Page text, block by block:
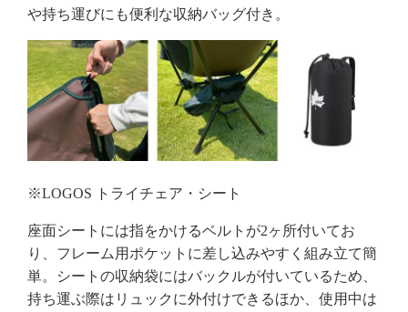
や持ち運びにも便利な収納バッグ付き。
※LOGOS トライチェア・シート
座面シートには指をかけるベルトが2ヶ所付いてお
り、フレーム用ポケットに差し込みやすく組み立て簡
単。シートの収納袋にはバックルが付いているため、
持ち運ぶ際はリュックに外付けできるほか、使用中は